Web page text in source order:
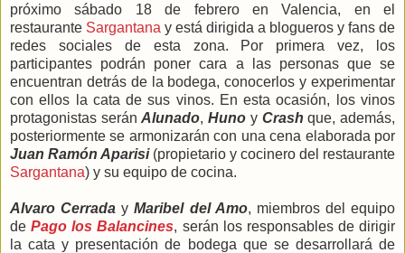
próximo sábado 18 de febrero en Valencia, en el
restaurante Sargantana y está dirigida a blogueros y fans de
redes sociales de esta zona. Por primera vez, los
participantes podrán poner cara a las personas que se
encuentran detrás de la bodega, conocerlos y experimentar
con ellos la cata de sus vinos. En esta ocasión, los vinos
protagonistas seránAlunado,Huno y Crash que, además,
posteriormente se armonizarán con una cena elaborada por
Juan Ramón Aparisi (propietario y cocinero del restaurante
Sargantana) y su equipo de cocina.
Alvaro Cerrada yMaribel del Amo, miembros del equipo
dePago los Balancines, serán los responsables de dirigir
la cata y presentación de bodega que se desarrollará de